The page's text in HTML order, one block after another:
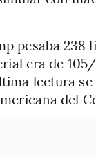
pesaba 238
era de
lectura
del